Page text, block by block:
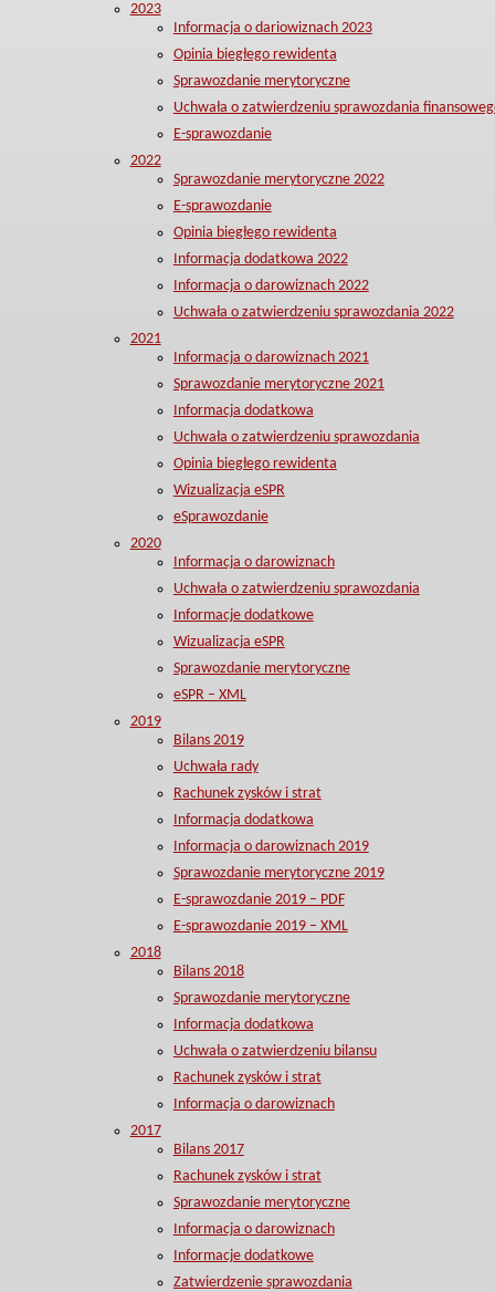
2023
Informacja o dariowiznach 2023
Opinia biegłego rewidenta
Sprawozdanie merytoryczne
Uchwała o zatwierdzeniu sprawozdania
E-sprawozdanie
2022
Sprawozdanie merytoryczne 2022
E-sprawozdanie
Opinia biegłego rewidenta
Informacja dodatkowa 2022
Informacja o darowiznach 2022
Uchwała o zatwierdzeniu sprawozdania 2022
2021
Informacja o darowiznach 2021
Sprawozdanie merytoryczne 2021
Informacja dodatkowa
Uchwała o zatwierdzeniu sprawozdania
Opinia biegłego rewidenta
Wizualizacja eSPR
eSprawozdanie
2020
Informacja o darowiznach
Uchwała o zatwierdzeniu sprawozdania
Informacje dodatkowe
Wizualizacja eSPR
Sprawozdanie merytoryczne
eSPR – XML
2019
Bilans 2019
Uchwała rady
Rachunek zysków i strat
Informacja dodatkowa
Informacja o darowiznach 2019
Sprawozdanie merytoryczne 2019
E-sprawozdanie 2019 – PDF
E-sprawozdanie 2019 – XML
2018
Bilans 2018
Sprawozdanie merytoryczne
Informacja dodatkowa
Uchwała o zatwierdzeniu bilansu
Rachunek zysków i strat
Informacja o darowiznach
2017
Bilans 2017
Rachunek zysków i strat
Sprawozdanie merytoryczne
Informacja o darowiznach
Informacje dodatkowe
Zatwierdzenie sprawozdania